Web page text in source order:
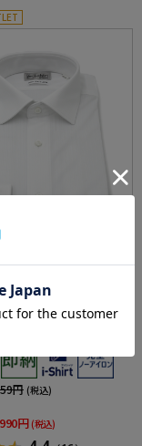
定【完全ノーアイロン】長袖
円 (税込)
円 (税込)